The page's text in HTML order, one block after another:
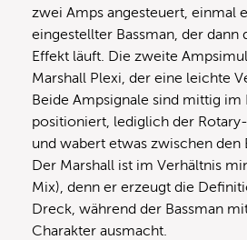
zwei Amps angesteuert, einmal
eingestellter Bassman, der dann
Effekt läuft. Die zweite
Marshall Plexi, der eine leichte
Beide Ampsignale sind mittig im
positioniert, lediglich der
und wabert etwas zwischen den
Der Marshall ist im Verhältnis
Mix), denn er erzeugt die
Dreck, während der Bassman
Charakter ausmacht.